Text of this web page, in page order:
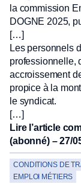
la commission
DOGNE 2025,
[…]
Les personnels
professionnelle,
accroissement
propice à la
le syndicat.
[…]
Lire l’article
(abonné) – 27/
CONDITIONS DE
EMPLOI MÉTIERS